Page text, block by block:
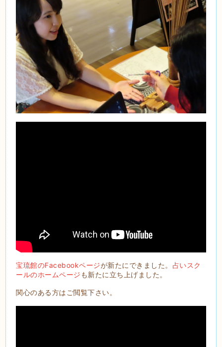
宝琉館のFacebookページが新たにできました。 占いスク
ールのホームページ も新たに立ち上げました。
関心のある方はご閲覧下さい。